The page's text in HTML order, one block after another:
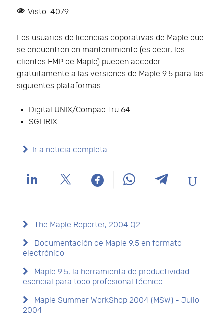
Visto: 4079
Los usuarios de licencias coporativas de Maple que
se encuentren en mantenimiento (es decir, los
clientes EMP de Maple) pueden acceder
gratuitamente a las versiones de Maple 9.5 para las
siguientes plataformas:
Digital UNIX/Compaq Tru 64
SGI IRIX
Ir a noticia completa
The Maple Reporter, 2004 Q2
Documentación de Maple 9.5 en formato
electrónico
Maple 9.5, la herramienta de productividad
esencial para todo profesional técnico
Maple Summer WorkShop 2004 (MSW) - Julio
2004